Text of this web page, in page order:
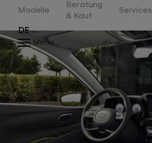
Switzerland
Modelle
Beratung
& Kauf
Services
DE
Menu